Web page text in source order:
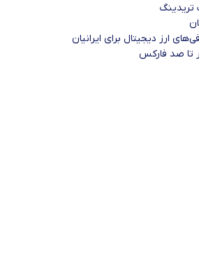
تریدینگ
ارز دیجیتال برای ایرانیان
تا صد فارکس